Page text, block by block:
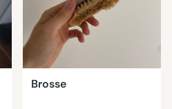
Brosse